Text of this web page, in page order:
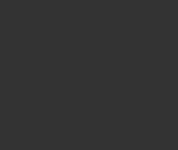
und errichtet in den
23 neue
Bedienungsgebiet.